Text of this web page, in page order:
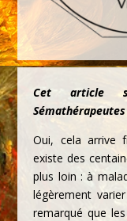
Cet article
Oui, cela arrive
existe des
plus loin : à
légèrement
remarqué que